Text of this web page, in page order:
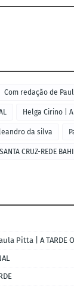
Com redação de
Helga Cirino | A
leandro da silva
CRUZ-REDE
Pitta | A TARDE